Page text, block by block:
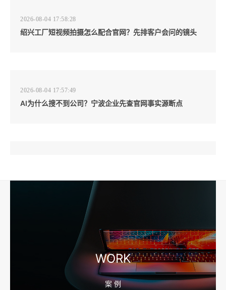
2026-08-04 17:58:28
绍兴工厂短视频拍摄怎么配合官网？先排客户会问的镜头
2026-08-04 17:57:49
AI为什么搜不到公司？宁波企业先查官网事实源断点
宁波高端网站建设公司推荐，移动端验收别放到最后
WORK
案 例